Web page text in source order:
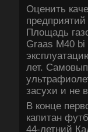
Оценить
Плοщадь
Graas M40 bi
лет.
засухи и не
В конце
капитан
44-летний